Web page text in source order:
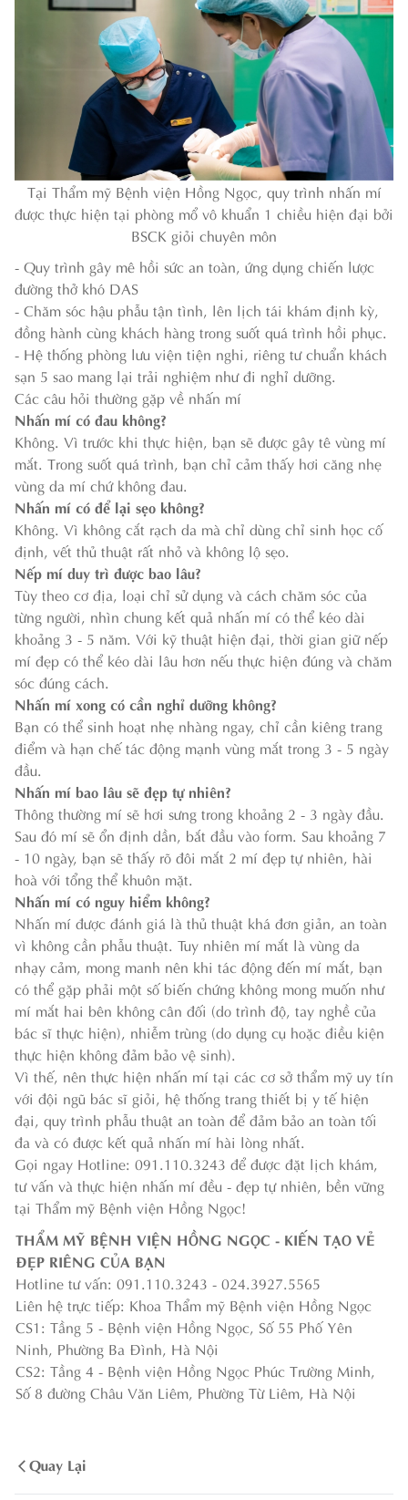
Tại Thẩm mỹ Bệnh viện Hồng Ngọc, quy trình nhấn mí
được thực hiện tại phòng mổ vô khuẩn 1 chiều hiện đại bởi
BSCK giỏi chuyên môn
- Quy trình gây mê hồi sức an toàn, ứng dụng chiến lược
đường thở khó DAS
- Chăm sóc hậu phẫu tận tình, lên lịch tái khám định kỳ,
đồng hành cùng khách hàng trong suốt quá trình hồi phục.
- Hệ thống phòng lưu viện tiện nghi, riêng tư chuẩn khách
sạn 5 sao mang lại trải nghiệm như đi nghỉ dưỡng.
Các câu hỏi thường gặp về nhấn mí
Nhấn mí có đau không?
Không. Vì trước khi thực hiện, bạn sẽ được gây tê vùng mí
mắt. Trong suốt quá trình, bạn chỉ cảm thấy hơi căng nhẹ
vùng da mí chứ không đau.
Nhấn mí có để lại sẹo không?
Không. Vì không cắt rạch da mà chỉ dùng chỉ sinh học cố
định, vết thủ thuật rất nhỏ và không lộ sẹo.
Nếp mí duy trì được bao lâu?
Tùy theo cơ địa, loại chỉ sử dụng và cách chăm sóc của
từng người, nhìn chung kết quả nhấn mí có thể kéo dài
khoảng 3 - 5 năm. Với kỹ thuật hiện đại, thời gian giữ nếp
mí đẹp có thể kéo dài lâu hơn nếu thực hiện đúng và chăm
sóc đúng cách.
Nhấn mí xong có cần nghỉ dưỡng không?
Bạn có thể sinh hoạt nhẹ nhàng ngay, chỉ cần kiêng trang
điểm và hạn chế tác động mạnh vùng mắt trong 3 - 5 ngày
đầu.
Nhấn mí bao lâu sẽ đẹp tự nhiên?
Thông thường mí sẽ hơi sưng trong khoảng 2 - 3 ngày đầu.
Sau đó mí sẽ ổn định dần, bắt đầu vào form. Sau khoảng 7
- 10 ngày, bạn sẽ thấy rõ đôi mắt 2 mí đẹp tự nhiên, hài
hoà với tổng thể khuôn mặt.
Nhấn mí có nguy hiểm không?
Nhấn mí được đánh giá là thủ thuật khá đơn giản, an toàn
vì không cần phẫu thuật. Tuy nhiên mí mắt là vùng da
nhạy cảm, mong manh nên khi tác động đến mí mắt, bạn
có thể gặp phải một số biến chứng không mong muốn như
mí mắt hai bên không cân đối (do trình độ, tay nghề của
bác sĩ thực hiện), nhiễm trùng (do dụng cụ hoặc điều kiện
thực hiện không đảm bảo vệ sinh).
Vì thế, nên thực hiện nhấn mí tại các cơ sở thẩm mỹ uy tín
với đội ngũ bác sĩ giỏi, hệ thống trang thiết bị y tế hiện
đại, quy trình phẫu thuật an toàn để đảm bảo an toàn tối
đa và có được kết quả nhấn mí hài lòng nhất.
Gọi ngay Hotline: 091.110.3243 để được đặt lịch khám,
tư vấn và thực hiện nhấn mí đều - đẹp tự nhiên, bền vững
tại Thẩm mỹ Bệnh viện Hồng Ngọc!
THẨM MỸ BỆNH VIỆN HỒNG NGỌC - KIẾN TẠO VẺ
ĐẸP RIÊNG CỦA BẠN
Hotline tư vấn: 091.110.3243 - 024.3927.5565
Liên hệ trực tiếp: Khoa Thẩm mỹ Bệnh viện Hồng Ngọc
CS1: Tầng 5 - Bệnh viện Hồng Ngọc, Số 55 Phố Yên
Ninh, Phường Ba Đình, Hà Nội
CS2: Tầng 4 - Bệnh viện Hồng Ngọc Phúc Trường Minh,
Số 8 đường Châu Văn Liêm, Phường Từ Liêm, Hà Nội
Quay Lại